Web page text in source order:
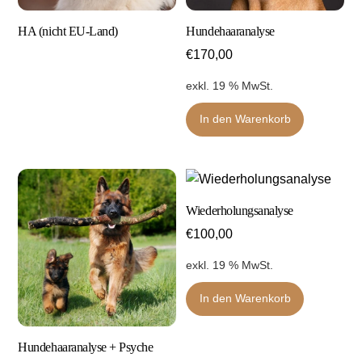
HA (nicht EU-Land)
Hundehaaranalyse
€170,00
exkl. 19 % MwSt.
In den Warenkorb
Hundehaaranalyse + Psyche
Wiederholungsanalyse
€100,00
exkl. 19 % MwSt.
In den Warenkorb